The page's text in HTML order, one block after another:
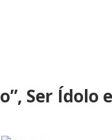
Ser Ídolo